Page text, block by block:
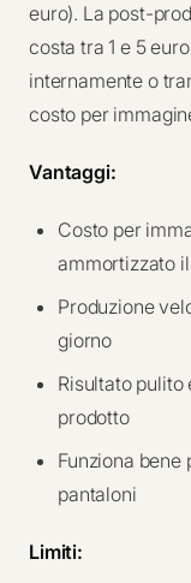
euro). La post-
costa tra 1 e 5
internamente o
costo per
Vantaggi:
Costo per
ammortizzato
Produzione
giorno
Risultato pulito
prodotto
Funziona
pantaloni
Limiti: